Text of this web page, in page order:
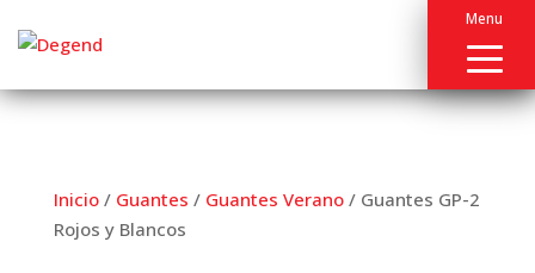
Menu
Inicio/ Guantes / Guantes Verano/ Guantes GP-2
Rojos y Blancos